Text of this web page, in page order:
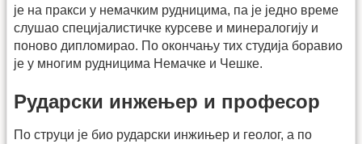
је на пракси у немачким рудницима, па је једно време
слушао специјалистичке курсеве и минералогију и
поново дипломирао. По окончању тих студија боравио
је у многим рудницима Немачке и Чешке.
Рударски инжењер и професор
По струци је био рударски инжињер и геолог, а по